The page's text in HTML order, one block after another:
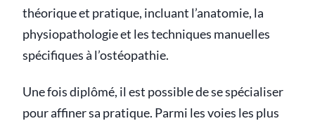
théorique et pratique, incluant l’anatomie, la
physiopathologie et les techniques manuelles
spécifiques à l’ostéopathie.
Une fois diplômé, il est possible de se spécialiser
pour affiner sa pratique. Parmi les voies les plus